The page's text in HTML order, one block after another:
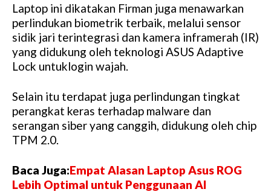
Laptop ini dikatakan Firman juga menawarkan
perlindukan biometrik terbaik, melalui sensor
sidik jari terintegrasi dan kamera inframerah (IR)
yang didukung oleh teknologi ASUS Adaptive
Lock untuklogin wajah.
Selain itu terdapat juga perlindungan tingkat
perangkat keras terhadap malware dan
serangan siber yang canggih, didukung oleh chip
TPM 2.0.
Baca Juga:Empat Alasan Laptop Asus ROG
Lebih Optimal untuk Penggunaan AI